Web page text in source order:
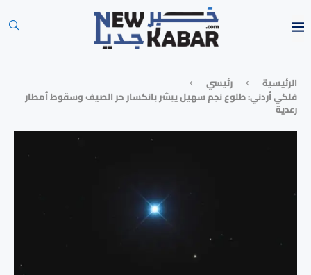
الرئيسية
رئيسي
فلكي أردني: طلوع نجم سهيل يبشر بانكسار حر الصيف وسقوط أمطار
رعدية